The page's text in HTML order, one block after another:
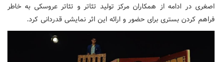
اصغری در ادامه از همکاران مرکز تولید تئاتر و تئاتر عروسکی به خاطر
فراهم کردن بستری برای حضور و ارائه این اثر نمایشی قدردانی کرد.